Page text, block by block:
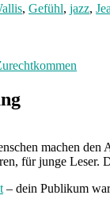
, Gefühl, jazz,
machen
für junge Leser.
– dein Publikum